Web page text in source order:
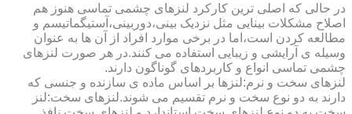
در حالی که اصلی ترین کارکرد لنزهای چشمی تماسی هنوز هم
اصلاح مشکلات بینایی مثل نزدیک بینی،دوربینی،آستیگماتیسم و
مطالعه کردن است،اما در برخی موارد افراد از آن ها به عنوان
وسیله ی آرایشی و زیبایی استفاده می کنند.در هر صورت لنزهای
چشمی تماسی انواع و کاربردهای گوناگون دارند.
لنزهای سخت و نرم:لنزها بر اساس ماده ی سازنده و جنسی که
دارند به دو نوع سخت و نرم تقسیم می شوند.لنزهای سخت:لنز